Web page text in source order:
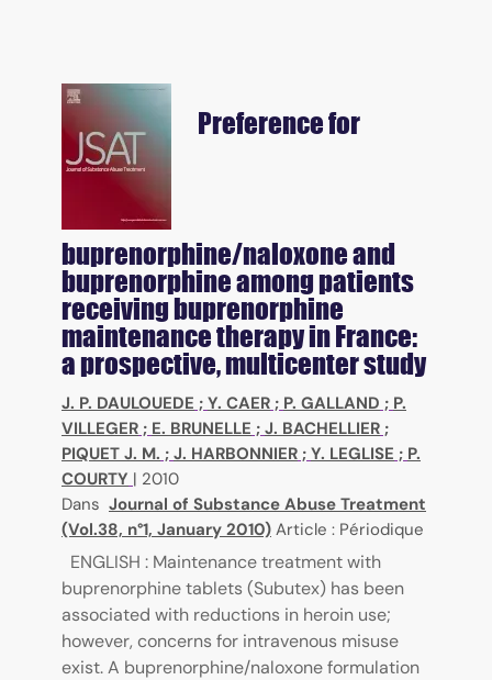
Preference for
buprenorphine/naloxone and
buprenorphine among patients
receiving buprenorphine
maintenance therapy in France:
a prospective, multicenter study
J. P. DAULOUEDE ; Y. CAER ; P. GALLAND ; P.
VILLEGER ; E. BRUNELLE ; J. BACHELLIER ;
PIQUET J. M. ; J. HARBONNIER ; Y. LEGLISE ; P.
COURTY | 2010
Dans Journal of Substance Abuse Treatment
(Vol.38, n°1, January 2010) Article : Périodique
ENGLISH : Maintenance treatment with
buprenorphine tablets (Subutex) has been
associated with reductions in heroin use;
however, concerns for intravenous misuse
exist. A buprenorphine/naloxone formulation